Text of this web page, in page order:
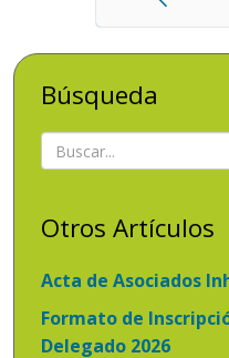
Anterior
Búsqueda
Otros Artículos
Acta de Asociados
Formato de
Delegado 2026